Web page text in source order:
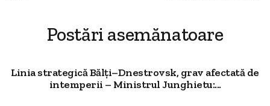
Postări asemănatoare
Linia strategică Bălți–Dnestrovsk, grav afectată de
intemperii – Ministrul Junghietu:...